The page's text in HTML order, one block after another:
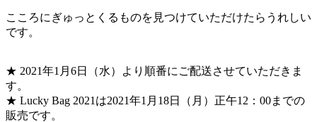
こころにぎゅっとくるものを見つけていただけたらうれしい
です。
★ 2021年1月6日（水）より順番にご配送させていただきま
す。
★ Lucky Bag 2021は2021年1月18日（月）正午12：00までの
販売です。